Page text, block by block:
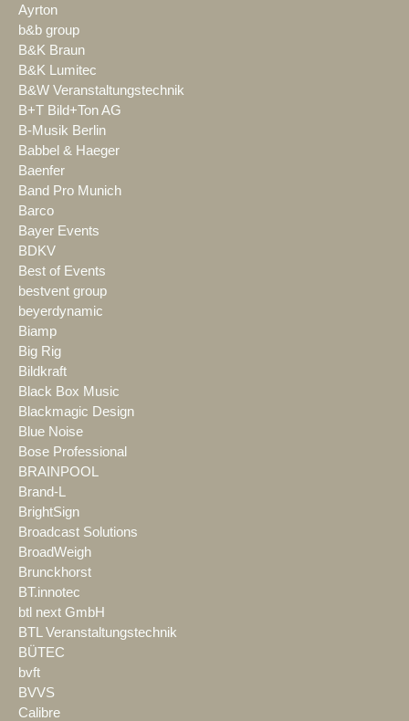
Ayrton
b&b group
B&K Braun
B&K Lumitec
B&W Veranstaltungstechnik
B+T Bild+Ton AG
B-Musik Berlin
Babbel & Haeger
Baenfer
Band Pro Munich
Barco
Bayer Events
BDKV
Best of Events
bestvent group
beyerdynamic
Biamp
Big Rig
Bildkraft
Black Box Music
Blackmagic Design
Blue Noise
Bose Professional
BRAINPOOL
Brand-L
BrightSign
Broadcast Solutions
BroadWeigh
Brunckhorst
BT.innotec
btl next GmbH
BTL Veranstaltungstechnik
BÜTEC
bvft
BVVS
Calibre